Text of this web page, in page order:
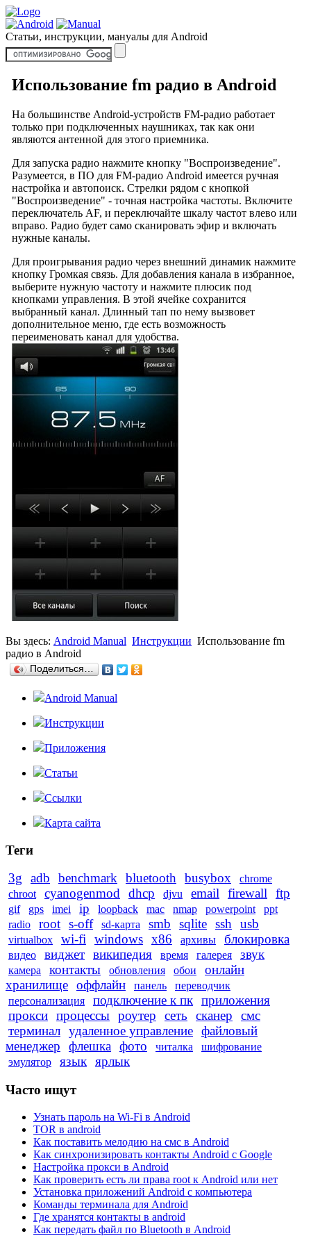
Статьи, инструкции, мануалы для Android
Использование fm радио в Android
На большинстве Android-устройств FM-радио работает
только при подключенных наушниках, так как они
являются антенной для этого приемника.
Для запуска радио нажмите кнопку "Воспроизведение".
Разумеется, в ПО для FM-радио Android имеется ручная
настройка и автопоиск. Стрелки рядом с кнопкой
"Воспроизведение" - точная настройка частоты. Включите
переключатель AF, и переключайте шкалу частот влево или
вправо. Радио будет само сканировать эфир и включать
нужные каналы.
Для проигрывания радио через внешний динамик нажмите
кнопку Громкая связь. Для добавления канала в избранное,
выберите нужную частоту и нажмите плюсик под
кнопками управления. В этой ячейке сохранится
выбранный канал. Длинный тап по нему вызвовет
дополнительное меню, где есть возможность
переименовать канал для удобства.
Вы здесь: Android Manual Инструкции Использование fm
радио в Android
Поделиться…
Android Manual
Инструкции
Приложения
Статьи
Ссылки
Карта сайта
Теги
3g
adb benchmark bluetooth busybox
chrome
chroot
cyanogenmod dhcp djvu email firewall ftp
gif gps imei ip loopback mac nmap powerpoint
ppt
radio
root s-off sd-карта smb sqlite ssh usb
virtualbox wi-fi windows x86 архивы блокировка
видео виджет википедия время галерея звук
камера контакты обновления обои
онлайн
хранилище оффлайн панель
переводчик
персонализация
подключение к пк приложения
прокси процессы роутер сеть сканер
смс
терминал удаленное управление файловый
менеджер
флешка фото читалка
шифрование
эмулятор
язык ярлык
Часто ищут
Узнать пароль на Wi-Fi в Android
TOR в android
Как поставить мелодию на смс в Android
Как синхронизировать контакты Android с Google
Настройка прокси в Android
Как проверить есть ли права root к Android или нет
Установка приложений Android с компьютера
Команды терминала для Android
Где хранятся контакты в android
Как передать файл по Bluetooth в Android